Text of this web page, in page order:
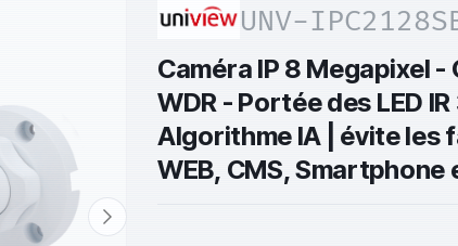
UNV-
Caméra IP 8 Megapixel
WDR - Portée des LED
Algorithme IA | évite les
WEB, CMS, Smartphone